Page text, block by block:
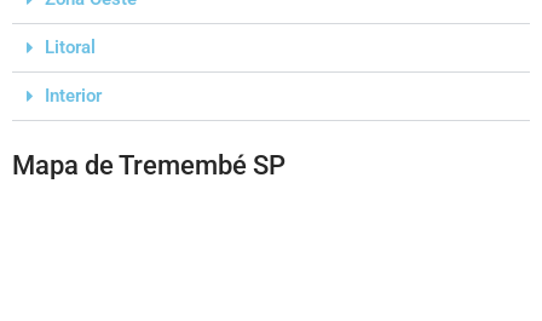
Litoral
Interior
Mapa de Tremembé SP